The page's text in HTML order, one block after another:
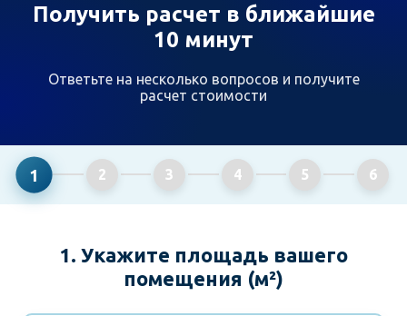
Получить расчет в ближайшие
10 минут
Ответьте на несколько вопросов и получите
расчет стоимости
1 2 3 4 5 6
1. Укажите площадь вашего
помещения (м²)